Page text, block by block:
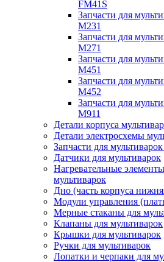
FM41S
Запчасти для
M231
Запчасти для
M271
Запчасти для
M451
Запчасти для
M452
Запчасти для
M911
Детали корпуса
Детали электросхемы
Запчасти для
Датчики для мультиварок
Нагревательные
мультиварок
Дно (часть корпуса
Модули управления
Мерные стаканы для
Клапаны для мультиварок
Крышки для мультиварок
Ручки для мультиварок
Лопатки и черпаки для